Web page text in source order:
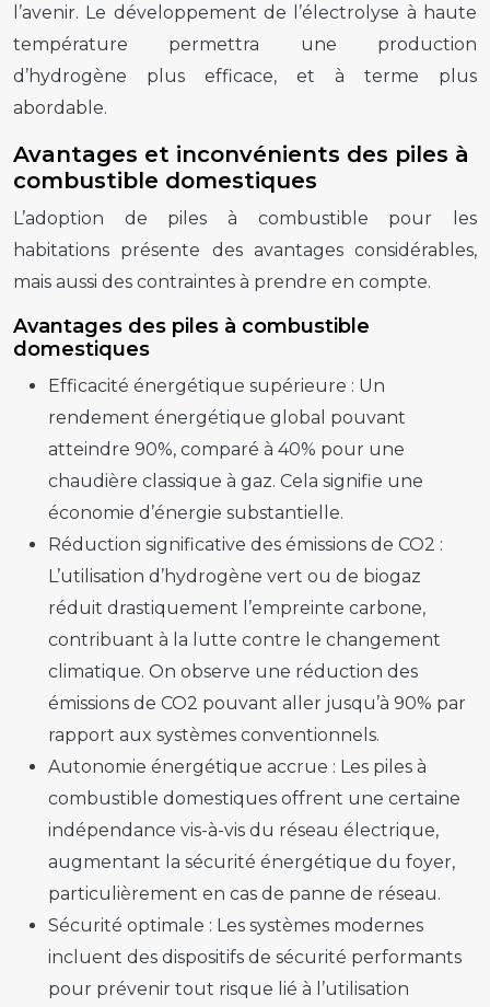
l’avenir. Le développement de l’électrolyse à haute
température permettra une production
d’hydrogène plus efficace, et à terme plus
abordable.
Avantages et inconvénients des piles à
combustible domestiques
L’adoption de piles à combustible pour les
habitations présente des avantages considérables,
mais aussi des contraintes à prendre en compte.
Avantages des piles à combustible
domestiques
Efficacité énergétique supérieure : Un
rendement énergétique global pouvant
atteindre 90%, comparé à 40% pour une
chaudière classique à gaz. Cela signifie une
économie d’énergie substantielle.
Réduction significative des émissions de CO2 :
L’utilisation d’hydrogène vert ou de biogaz
réduit drastiquement l’empreinte carbone,
contribuant à la lutte contre le changement
climatique. On observe une réduction des
émissions de CO2 pouvant aller jusqu’à 90% par
rapport aux systèmes conventionnels.
Autonomie énergétique accrue : Les piles à
combustible domestiques offrent une certaine
indépendance vis-à-vis du réseau électrique,
augmentant la sécurité énergétique du foyer,
particulièrement en cas de panne de réseau.
Sécurité optimale : Les systèmes modernes
incluent des dispositifs de sécurité performants
pour prévenir tout risque lié à l’utilisation